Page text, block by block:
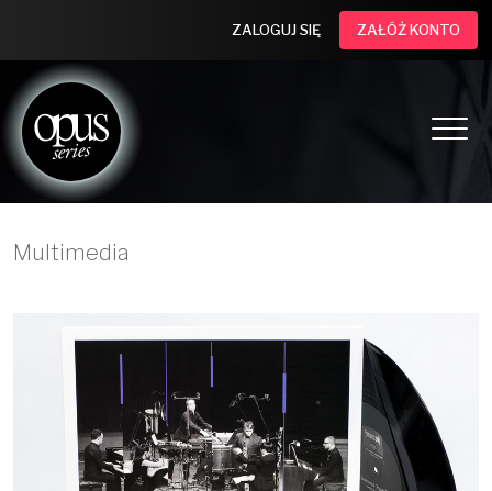
ZALOGUJ SIĘ ZAŁÓŻ KONTO
Multimedia